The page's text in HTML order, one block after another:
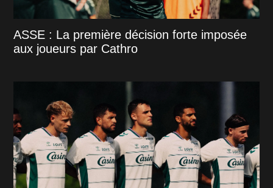
ASSE : La première décision forte imposée
aux joueurs par Cathro